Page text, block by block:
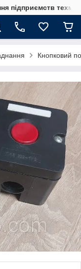
підприємств
Кнопковий